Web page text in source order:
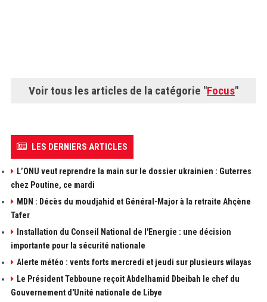
Voir tous les articles de la catégorie "Focus"
LES DERNIERS ARTICLES
L’ONU veut reprendre la main sur le dossier ukrainien : Guterres
chez Poutine, ce mardi
MDN : Décès du moudjahid et Général-Major à la retraite Ahçène
Tafer
Installation du Conseil National de l'Energie : une décision
importante pour la sécurité nationale
Alerte météo : vents forts mercredi et jeudi sur plusieurs wilayas
Le Président Tebboune reçoit Abdelhamid Dbeibah le chef du
Gouvernement d'Unité nationale de Libye